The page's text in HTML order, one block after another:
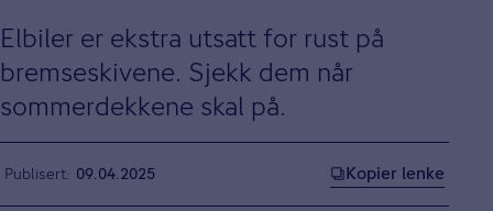
Elbiler er ekstra utsatt for rust på
bremseskivene. Sjekk dem når
sommerdekkene skal på.
Publisert 09.04.2025 Kopier lenke